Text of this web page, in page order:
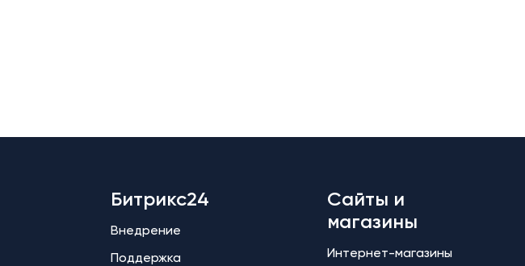
Битрикс24
Внедрение
Поддержка
Сайты и
магазины
Интернет-магазины